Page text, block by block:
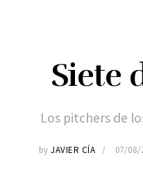
Siete
Los pitchers de
by JAVIER CÍA 07/08/